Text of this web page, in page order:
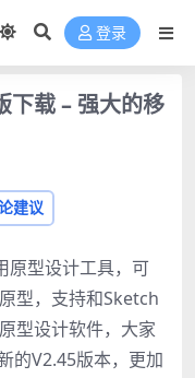
登录
载 – 强大的移
建议
原型设计工具，可
型，支持和Sketch
型设计软件，大家
的V2.45版本，更加